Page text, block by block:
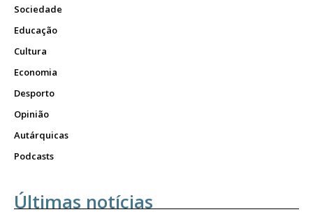
Sociedade
Educação
Cultura
Economia
Desporto
Opinião
Autárquicas
Podcasts
Últimas notícias